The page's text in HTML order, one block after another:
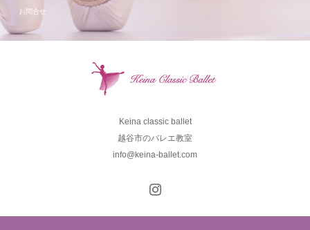
お問合せ
Keina classic ballet
越谷市のバレエ教室
info@keina-ballet.com